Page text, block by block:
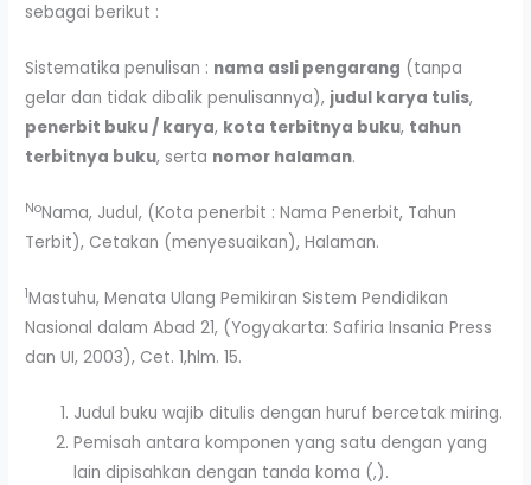
sebagai berikut :
Sistematika penulisan : nama asli pengarang (tanpa
gelar dan tidak dibalik penulisannya), judul karya tulis,
penerbit buku / karya, kota terbitnya buku, tahun
terbitnya buku, serta nomor halaman.
NoNama, Judul, (Kota penerbit : Nama Penerbit, Tahun
Terbit), Cetakan (menyesuaikan), Halaman.
1Mastuhu, Menata Ulang Pemikiran Sistem Pendidikan
Nasional dalam Abad 21, (Yogyakarta: Safiria Insania Press
dan UI, 2003), Cet. 1,hlm. 15.
Judul buku wajib ditulis dengan huruf bercetak miring.
Pemisah antara komponen yang satu dengan yang
lain dipisahkan dengan tanda koma (,).